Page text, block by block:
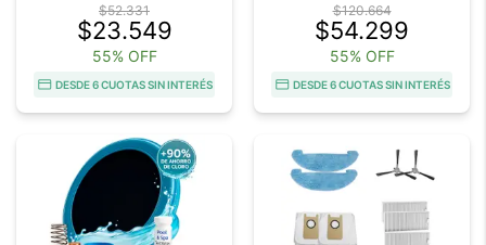
$52.331
$23.549
55% OFF
DESDE 6 CUOTAS SIN INTERÉS
$120.664
$54.299
55% OFF
DESDE 6 CUOTAS SIN INTERÉS